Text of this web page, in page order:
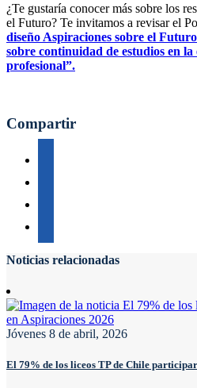
¿Te gustaría conocer más sobre los
el Futuro? Te invitamos a revisar el
diseño Aspiraciones sobre el
sobre continuidad de estudios en
profesional”.
Compartir
Noticias relacionadas
Jóvenes 8 de abril, 2026
El 79% de los liceos TP de Chile